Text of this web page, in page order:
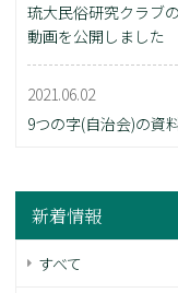
琉大民俗研究クラブ
動画を公開しました
2021.06.02
9つの字(自治会)の資
新着情報
すべて